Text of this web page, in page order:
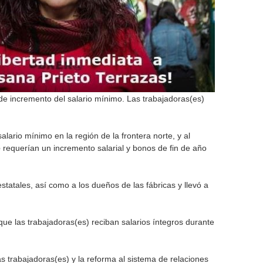
incremento del salario mínimo. Las trabajadoras(es)
mínimo en la región de la frontera norte, y al
un incremento salarial y bonos de fin de año
así como a los dueños de las fábricas y llevó a
las trabajadoras(es) reciban salarios íntegros durante
trabajadoras(es) y la reforma al sistema de relaciones
o
r
m